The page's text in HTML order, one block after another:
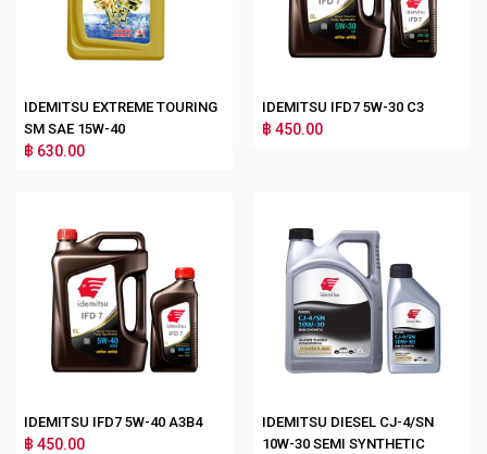
IDEMITSU EXTREME TOURING
SM SAE 15W-40
฿ 630.00
IDEMITSU IFD7 5W-30 C3
฿ 450.00
IDEMITSU IFD7 5W-40 A3B4
฿ 450.00
IDEMITSU DIESEL CJ-4/SN
10W-30 SEMI SYNTHETIC